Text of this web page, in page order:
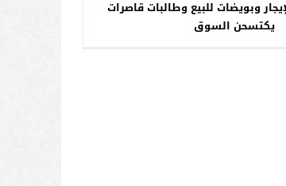
وبويضات للبيع وطالبات قاصرات
يكتسحن السوق